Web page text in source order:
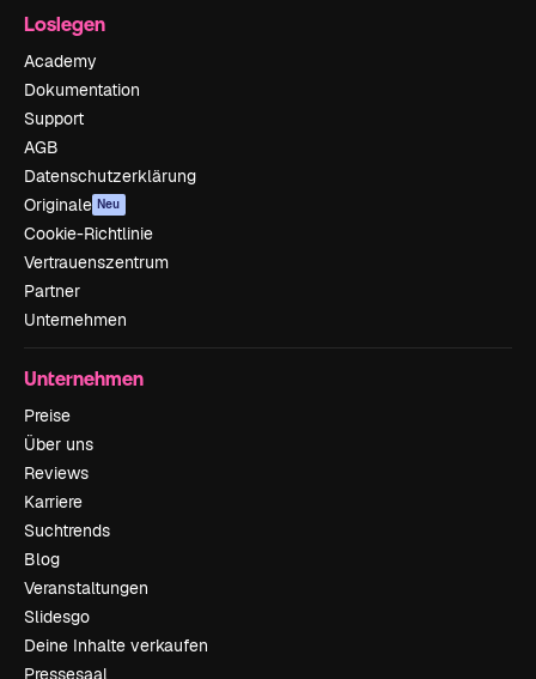
Loslegen
Academy
Dokumentation
Support
AGB
Datenschutzerklärung
Originale Neu
Cookie-Richtlinie
Vertrauenszentrum
Partner
Unternehmen
Unternehmen
Preise
Über uns
Reviews
Karriere
Suchtrends
Blog
Veranstaltungen
Slidesgo
Deine Inhalte verkaufen
Pressesaal